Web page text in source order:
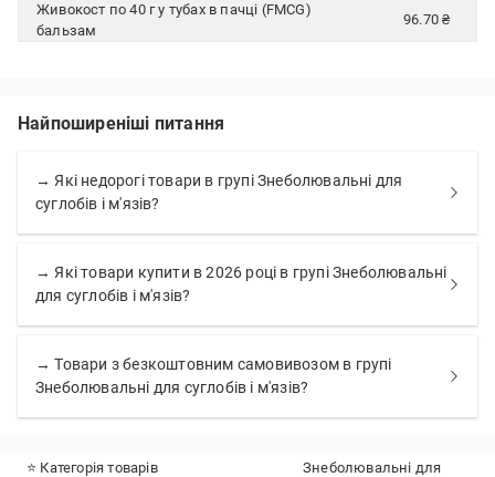
Живокост по 40 г у тубах в пачці (FMCG)
бальзам
96.70 ₴
Найпоширеніші питання
→ Які недорогі товари в групі Знеболювальні для
суглобів і м'язів?
→ Які товари купити в 2026 році в групі Знеболювальні
для суглобів і м'язів?
→ Товари з безкоштовним самовивозом в групі
Знеболювальні для суглобів і м'язів?
⭐ Категорія товарів
Знеболювальні для